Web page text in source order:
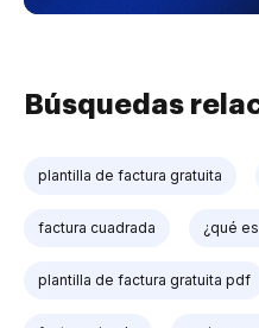
Búsquedas
plantilla de factura gratuita
factura cuadrada ¿qué
plantilla de factura gratuita pdf